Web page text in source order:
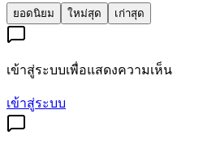
ยอดนิยม ใหม่สุด เก่าสุด
เข้าสู่ระบบเพื่อแสดงความเห็น
เข้าสู่ระบบ